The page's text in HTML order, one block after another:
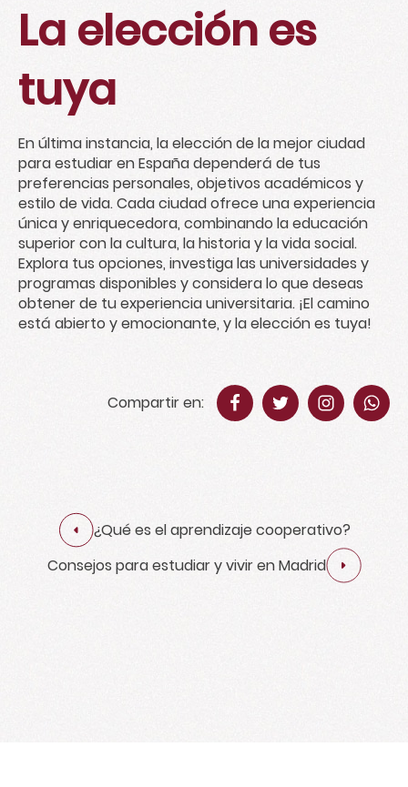
La elección es
tuya
En última instancia, la elección de la mejor ciudad
para estudiar en España dependerá de tus
preferencias personales, objetivos académicos y
estilo de vida. Cada ciudad ofrece una experiencia
única y enriquecedora, combinando la educación
superior con la cultura, la historia y la vida social.
Explora tus opciones, investiga las universidades y
programas disponibles y considera lo que deseas
obtener de tu experiencia universitaria. ¡El camino
está abierto y emocionante, y la elección es tuya!
Compartir en:
¿Qué es el aprendizaje cooperativo?
Consejos para estudiar y vivir en Madrid